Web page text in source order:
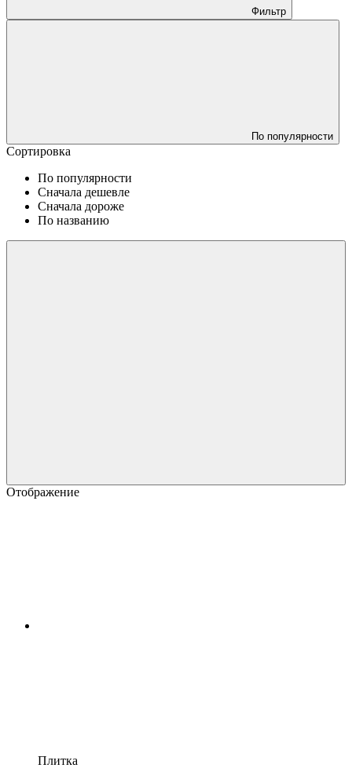
Фильтр
По популярности
Сортировка
По популярности
Сначала дешевле
Сначала дороже
По названию
Отображение
Плитка